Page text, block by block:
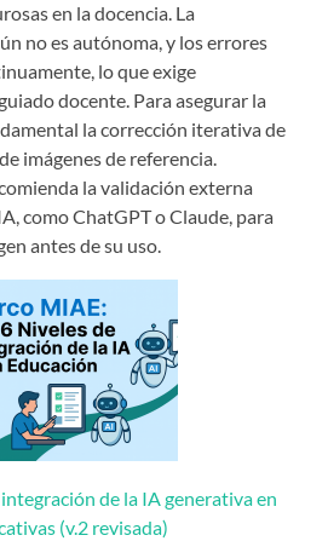
en la docencia. La
no es autónoma, y los errores
lo que exige
docente. Para asegurar la
la corrección iterativa de
imágenes de referencia.
la validación externa
como ChatGPT o Claude, para
antes de su uso.
de la IA generativa en
(v.2 revisada)